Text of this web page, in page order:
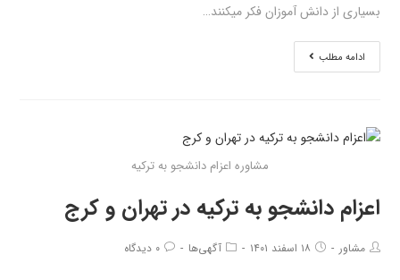
بسیاری از دانش آموزان فکر میکنند…
ادامه مطلب
مشاوره اعزام دانشجو به ترکیه
اعزام دانشجو به ترکیه در تهران و کرج
مشاور ۱۸ اسفند ۱۴۰۱ آگهی‌ها ۰ دیدگاه